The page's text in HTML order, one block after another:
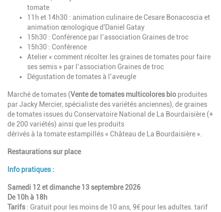
tomate
11h et 14h30 : animation culinaire de Cesare Bonacoscia et
animation œnologique d'Daniel Gatay
15h30 : Conférence par l’association Graines de troc
15h30 : Conférence
Atelier « comment récolter les graines de tomates pour faire
ses semis » par l’association Graines de troc
Dégustation de tomates à l’aveugle
Marché de tomates (Vente de tomates multicolores bio produites
par Jacky Mercier, spécialiste des variétés anciennes), de graines
de tomates issues du Conservatoire National de La Bourdaisière (+
de 200 variétés) ainsi que les produits
dérivés à la tomate estampillés « Château de La Bourdaisière ».
Restaurations sur place
Info pratiques :
Samedi 12 et dimanche 13 septembre 2026
De 10h à 18h
Tarifs : Gratuit pour les moins de 10 ans , 9€ pour les adultes. tarif